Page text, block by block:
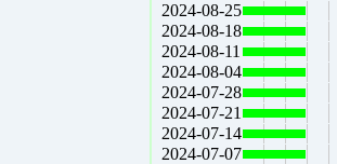
2024-08-25
2024-08-18
2024-08-11
2024-08-04
2024-07-28
2024-07-21
2024-07-14
2024-07-07